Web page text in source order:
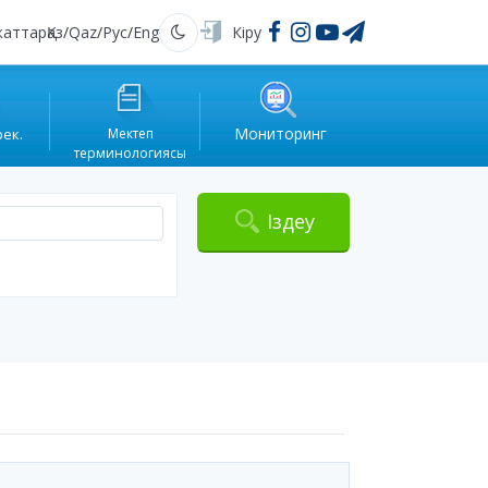
Қаз/Qaz/Рус/Eng Қараңғы Кіру
Мектеп
терминологиясы
Мониторинг
Іздеу